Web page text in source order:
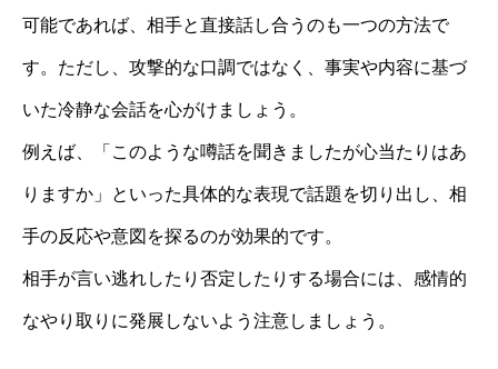
可能であれば、相手と直接話し合うのも一つの方法で
す。ただし、攻撃的な口調ではなく、事実や内容に基づ
いた冷静な会話を心がけましょう。
例えば、「このような噂話を聞きましたが心当たりはあ
りますか」といった具体的な表現で話題を切り出し、相
手の反応や意図を探るのが効果的です。
相手が言い逃れしたり否定したりする場合には、感情的
なやり取りに発展しないよう注意しましょう。